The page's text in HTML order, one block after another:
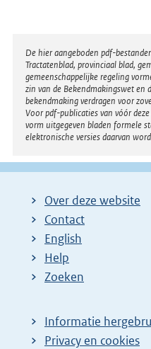
Disclaimer
De hier aangeboden pdf-
Tractatenblad, provinciaal blad,
gemeenschappelijke regeling
zin van de Bekendmakingswet en
bekendmaking verdragen voor
Voor pdf-publicaties van vóór
vorm uitgegeven bladen formele
elektronische versies daarvan
Over deze website
Contact
English
Help
Zoeken
Informatie
Privacy en cookies